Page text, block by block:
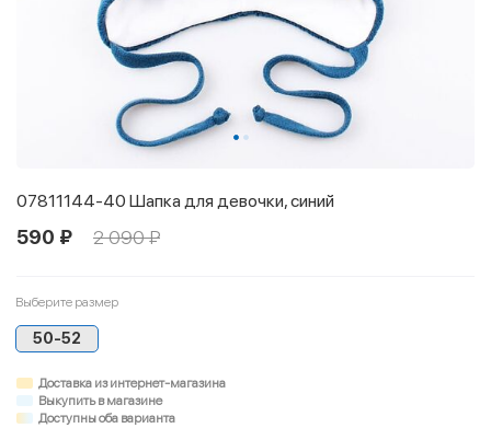
07811144-40 Шапка для девочки, синий
590 ₽ 2 090 ₽
Выберите размер
50-52
Доставка из интернет-магазина
Выкупить в магазине
Доступны оба варианта